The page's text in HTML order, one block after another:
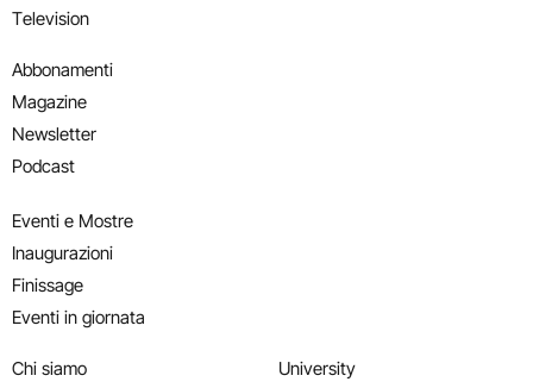
Television
Abbonamenti
Magazine
Newsletter
Podcast
Eventi e Mostre
Inaugurazioni
Finissage
Eventi in giornata
Chi siamo
University